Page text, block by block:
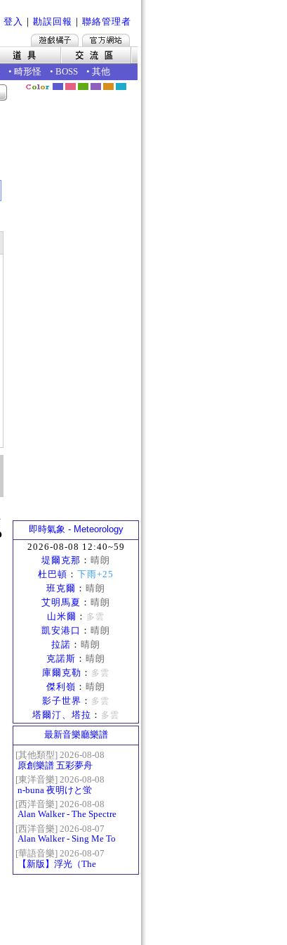
登入 ｜ 勘誤回報 ｜ 聯絡管理者
• 畸形怪 • BOSS • 其他
即時氣象 - Meteorology
2026-08-08 12:40~59
堤爾克那 ： 晴朗
杜巴頓 ： 下雨+25
班克爾 ： 晴朗
艾明馬夏 ： 晴朗
山米爾 ： 多雲
凱安港口 ： 晴朗
拉諾 ： 晴朗
克諾斯 ： 晴朗
庫爾克勒 ： 多雲
傑利嶺 ： 晴朗
影子世界 ： 多雲
塔爾汀、塔拉 ： 多雲
最新音樂廳樂譜
[其他類型] 2026-08-08
原創樂譜 五彩夢舟
[東洋音樂] 2026-08-08
n-buna 夜明けと蛍
[西洋音樂] 2026-08-08
Alan Walker - The Spectre
[西洋音樂] 2026-08-07
Alan Walker - Sing Me To
Sleep
[華語音樂] 2026-08-07
【新版】浮光（The
History）：六和弦